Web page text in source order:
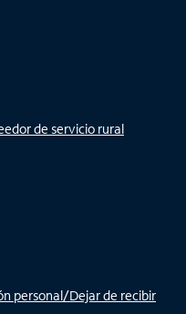
de servicio rural
personal/Dejar de recibir